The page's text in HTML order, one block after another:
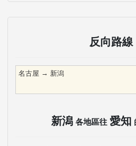
反向路線
名古屋 → 新潟
新潟 各地區往 愛知